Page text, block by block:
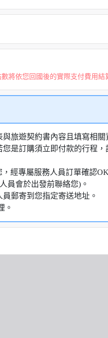
將依您回國後的實際支付費用結
旅遊契約書內容且填寫相
是訂購須立即付款的行程
經專屬服務人員訂單確認
員會於出發前聯絡您)。
郵寄到您指定寄送地址。
。